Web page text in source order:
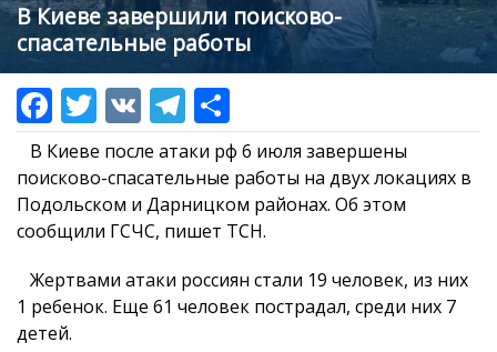
В Киеве завершили поисково-
спасательные работы
В Киеве после атаки рф 6 июля завершены
поисково-спасательные работы на двух локациях в
Подольском и Дарницком районах. Об этом
сообщили ГСЧС, пишет ТСН.
Жертвами атаки россиян стали 19 человек, из них
1 ребенок. Еще 61 человек пострадал, среди них 7
детей.